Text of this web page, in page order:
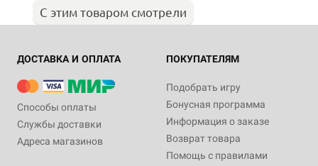
С этим товаром смотрели
ДОСТАВКА И ОПЛАТА
Способы оплаты
Службы доставки
Адреса магазинов
ПОКУПАТЕЛЯМ
Подобрать игру
Бонусная программа
Информация о заказе
Возврат товара
Помощь с правилами